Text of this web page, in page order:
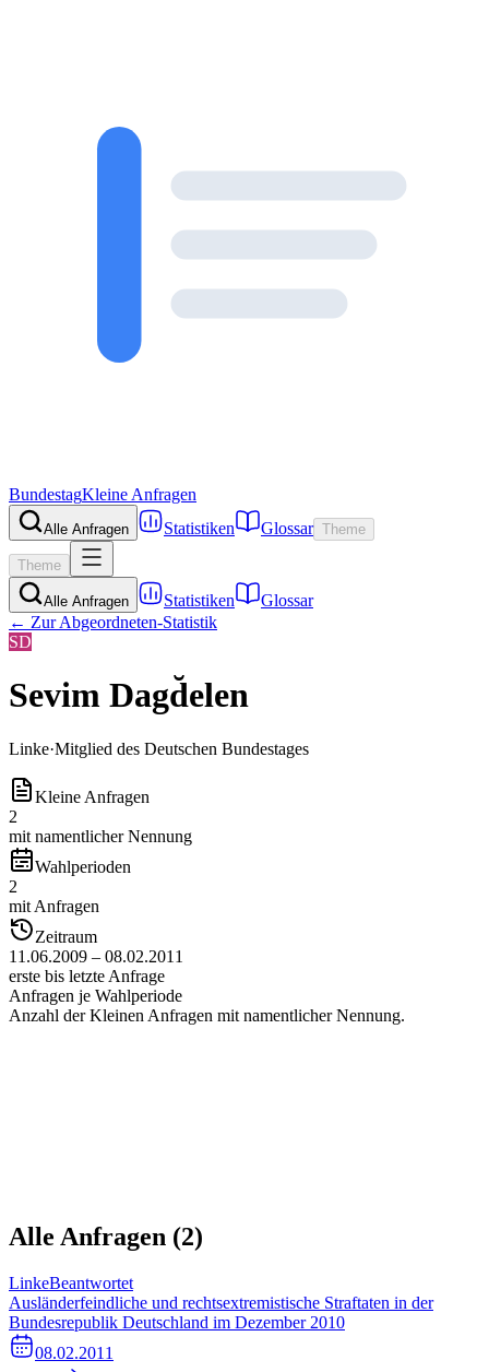
BundestagKleine Anfragen
Alle Anfragen Statistiken Glossar Theme
Theme
Alle Anfragen Statistiken
Glossar
← Zur Abgeordneten-Statistik
SD
Sevim Dagd̆elen
Linke·Mitglied des Deutschen Bundestages
Kleine Anfragen
2
mit namentlicher Nennung
Wahlperioden
2
mit Anfragen
Zeitraum
11.06.2009 – 08.02.2011
erste bis letzte Anfrage
Anfragen je Wahlperiode
Anzahl der Kleinen Anfragen mit namentlicher Nennung.
Alle Anfragen (2)
LinkeBeantwortet
Ausländerfeindliche und rechtsextremistische Straftaten in der
Bundesrepublik Deutschland im Dezember 2010
08.02.2011